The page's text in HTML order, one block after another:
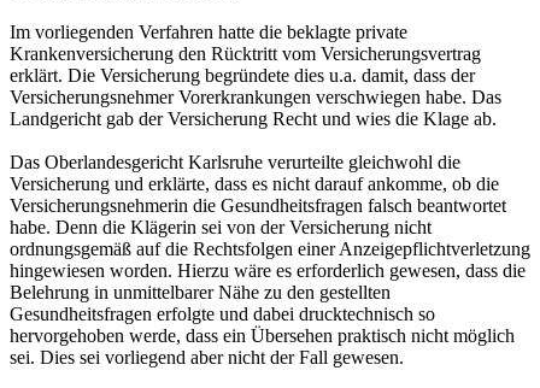
Im vorliegenden Verfahren hatte die beklagte private
Krankenversicherung den Rücktritt vom Versicherungsvertrag
erklärt. Die Versicherung begründete dies u.a. damit, dass der
Versicherungsnehmer Vorerkrankungen verschwiegen habe. Das
Landgericht gab der Versicherung Recht und wies die Klage ab.
Das Oberlandesgericht Karlsruhe verurteilte gleichwohl die
Versicherung und erklärte, dass es nicht darauf ankomme, ob die
Versicherungsnehmerin die Gesundheitsfragen falsch beantwortet
habe. Denn die Klägerin sei von der Versicherung nicht
ordnungsgemäß auf die Rechtsfolgen einer Anzeigepflichtverletzung
hingewiesen worden. Hierzu wäre es erforderlich gewesen, dass die
Belehrung in unmittelbarer Nähe zu den gestellten
Gesundheitsfragen erfolgte und dabei drucktechnisch so
hervorgehoben werde, dass ein Übersehen praktisch nicht möglich
sei. Dies sei vorliegend aber nicht der Fall gewesen.